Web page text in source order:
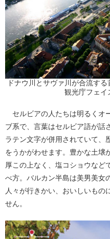
ドナウ川とサヴァ川が合流す
観光庁フェイ
セルビアの人たちは明るくオ
ブ系で、言葉はセルビア語が話
ラテン文字が併用されていて、
をうかがわせます。豊かな土壌
厚この上なく、塩コショウなど
べ方。バルカン半島は美男美女
人々が行きかい、おいしいもの
せん。